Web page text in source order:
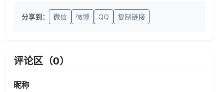
分享到： 微信 微博 QQ 复制链接
评论区（0）
昵称